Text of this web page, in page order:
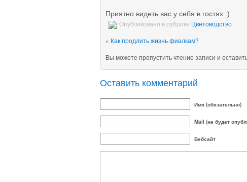
Приятно видеть вас у себя в гостях :)
Опубликовано в рубрике Цветоводство
« Как продлить жизнь фиалкам?
Вы можете пропустить чтение записи и
Оставить комментарий
Имя (обязательно)
Mail (не будет
Вебсайт